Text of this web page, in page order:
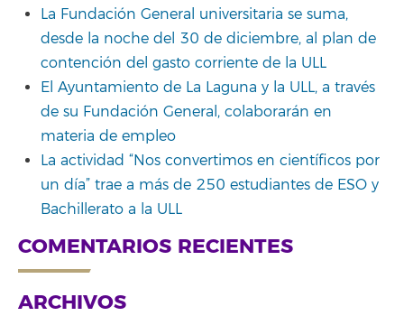
La Fundación General universitaria se suma,
desde la noche del 30 de diciembre, al plan de
contención del gasto corriente de la ULL
El Ayuntamiento de La Laguna y la ULL, a través
de su Fundación General, colaborarán en
materia de empleo
La actividad “Nos convertimos en científicos por
un día” trae a más de 250 estudiantes de ESO y
Bachillerato a la ULL
COMENTARIOS RECIENTES
ARCHIVOS